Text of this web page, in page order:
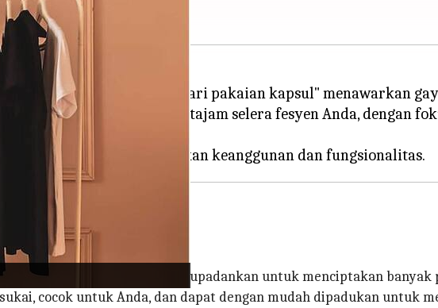
cepat berlalu, konsep "lemari pakaian kapsul" menawarkan
Anda, tetapi juga mempertajam selera fesyen Anda, dengan
dan keabadian.
cermat yang dapat dipadupadankan untuk menciptakan banyak
cocok untuk Anda, dan dapat dengan mudah dipadukan untuk